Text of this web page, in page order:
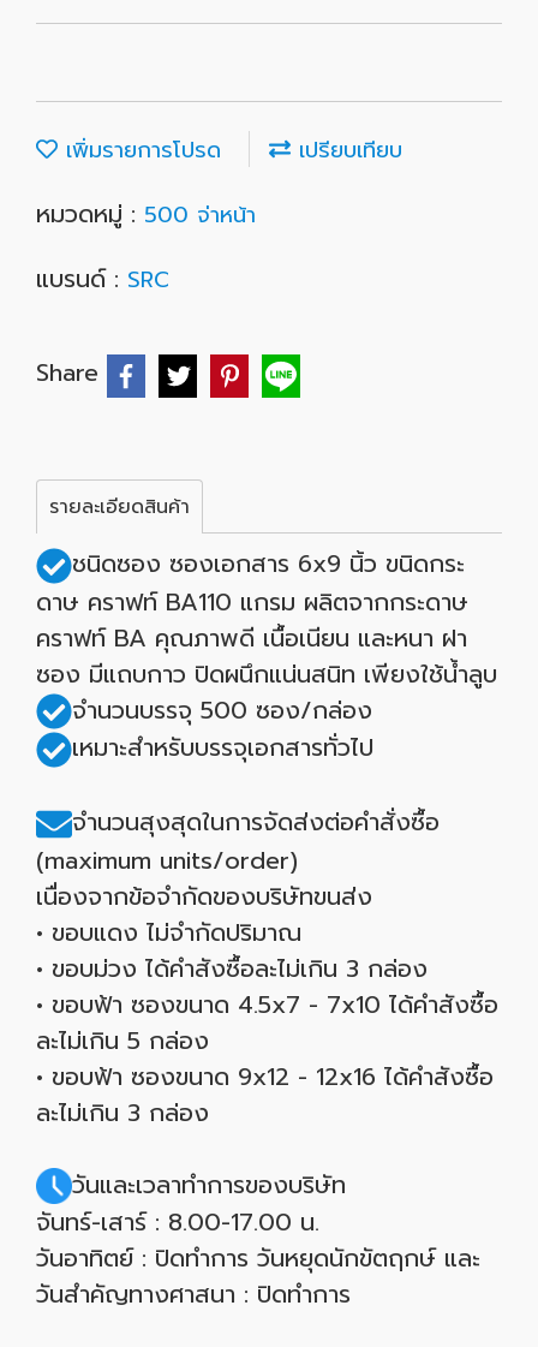
เพิ่มรายการโปรด เปรียบเทียบ
หมวดหมู่ : 500 จ่าหน้า
แบรนด์ : SRC
Share
รายละเอียดสินค้า
ชนิดซอง ซองเอกสาร 6x9 นิ้ว ขนิดกระ
ดาษ คราฟท์ BA110 แกรม ผลิตจากกระดาษ
คราฟท์ BA คุณภาพดี เนื้อเนียน และหนา ฝา
ซอง มีแถบกาว ปิดผนึกแน่นสนิท เพียงใช้น้ำลูบ
จำนวนบรรจุ 500 ซอง/กล่อง
เหมาะสำหรับบรรจุเอกสารทั่วไป
จำนวนสุงสุดในการจัดส่งต่อคำสั่งซื้อ
(maximum units/order)
เนื่องจากข้อจำกัดของบริษัทขนส่ง
• ขอบแดง ไม่จำกัดปริมาณ
• ขอบม่วง ได้คำสังซื้อละไม่เกิน 3 กล่อง
• ขอบฟ้า ซองขนาด 4.5x7 - 7x10 ได้คำสังซื้อ
ละไม่เกิน 5 กล่อง
• ขอบฟ้า ซองขนาด 9x12 - 12x16 ได้คำสังซื้อ
ละไม่เกิน 3 กล่อง
วันและเวลาทำการของบริษัท
จันทร์-เสาร์ : 8.00-17.00 น.
วันอาทิตย์ : ปิดทำการ วันหยุดนักขัตฤกษ์ และ
วันสำคัญทางศาสนา : ปิดทำการ